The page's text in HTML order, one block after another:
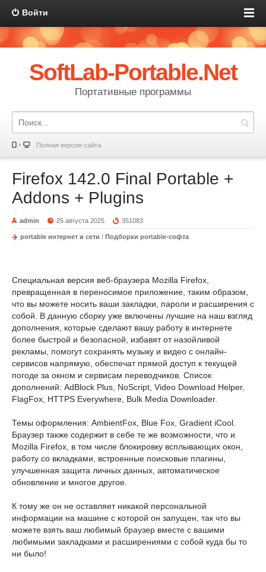
Войти
SoftLab-Portable.Net
Портативные программы
Полная версия сайта
Firefox 142.0 Final Portable +
Addons + Plugins
admin 25 августа 2025 351083
portable интернет и сети / Подборки portable-софта
Специальная версия веб-браузера Mozilla Firefox,
превращенная в переносимое приложение, таким образом,
что вы можете носить ваши закладки, пароли и расширения с
собой. В данную сборку уже включены лучшие на наш взгляд
дополнения, которые сделают вашу работу в интернете
более быстрой и безопасной, избавят от назойливой
рекламы, помогут сохранять музыку и видео с онлайн-
сервисов напрямую, обеспечат прямой доступ к текущей
погоде за окном и сервисам переводчиков. Список
дополнений: AdBlock Plus, NoScript, Video Download Helper,
FlagFox, HTTPS Everywhere, Bulk Media Downloader.
Темы оформления: AmbientFox, Blue Fox, Gradient iCool.
Браузер также содержит в себе те же возможности, что и
Mozilla Firefox, в том числе блокировку всплывающих окон,
работу со вкладками, встроенные поисковые плагины,
улучшенная защита личных данных, автоматическое
обновление и многое другое.
К тому же он не оставляет никакой персональной
информации на машине с которой он запущен, так что вы
можете взять ваш любимый браузер вместе с вашими
любимыми закладками и расширениями с собой куда бы то
ни было!